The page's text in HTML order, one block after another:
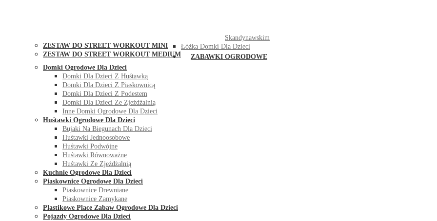
ZESTAW DO STREET WORKOUT MINI
ZESTAW DO STREET WORKOUT MEDIUM
Skandynawskim
Łóżka Domki Dla Dzieci
ZABAWKI OGRODOWE
Domki Ogrodowe Dla Dzieci
Domki Dla Dzieci Z Huśtawką
Domki Dla Dzieci Z Piaskownicą
Domki Dla Dzieci Z Podestem
Domki Dla Dzieci Ze Zjeżdżalnią
Inne Domki Ogrodowe Dla Dzieci
Huśtawki Ogrodowe Dla Dzieci
Bujaki Na Biegunach Dla Dzieci
Huśtawki Jednoosobowe
Huśtawki Podwójne
Huśtawki Równoważne
Huśtawki Ze Zjeżdżalnią
Kuchnie Ogrodowe Dla Dzieci
Piaskownice Ogrodowe Dla Dzieci
Piaskownice Drewniane
Piaskownice Zamykane
Plastikowe Place Zabaw Ogrodowe Dla Dzieci
Pojazdy Ogrodowe Dla Dzieci